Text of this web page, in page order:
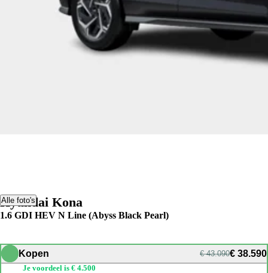
Alle foto's
Hyundai Kona
1.6 GDI HEV N Line (Abyss Black Pearl)
Kopen € 43.090€ 38.590
Je voordeel is € 4.500